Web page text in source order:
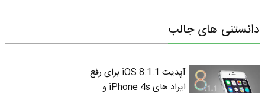
دانستنی های جالب
آپدیت iOS 8.1.1 برای رفع
ایراد های iPhone 4s و